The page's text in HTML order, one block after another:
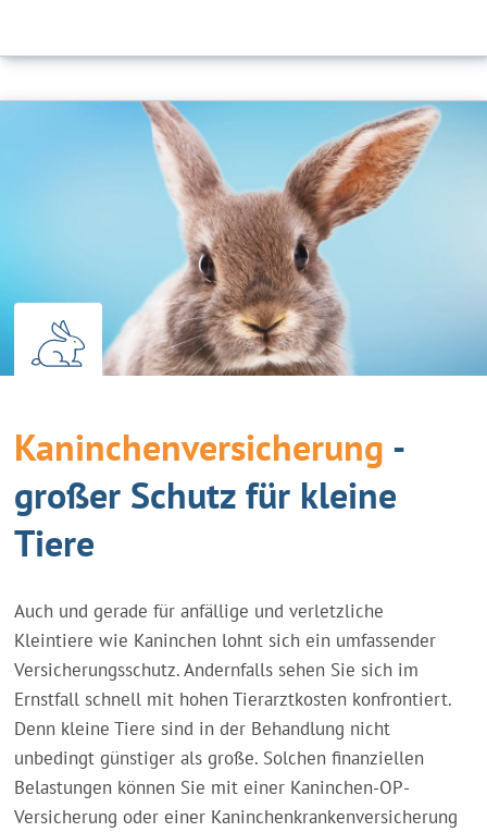
Kaninchenversicherung -
großer Schutz für kleine
Tiere
Auch und gerade für anfällige und verletzliche
Kleintiere wie Kaninchen lohnt sich ein umfassender
Versicherungsschutz. Andernfalls sehen Sie sich im
Ernstfall schnell mit hohen Tierarztkosten konfrontiert.
Denn kleine Tiere sind in der Behandlung nicht
unbedingt günstiger als große. Solchen finanziellen
Belastungen können Sie mit einer Kaninchen-OP-
Versicherung oder einer Kaninchenkrankenversicherung